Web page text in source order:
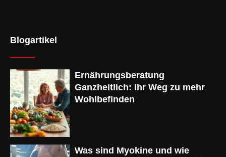
Blogartikel
Ernährungsberatung
Ganzheitlich: Ihr Weg zu mehr
Wohlbefinden
Was sind Myokine und wie